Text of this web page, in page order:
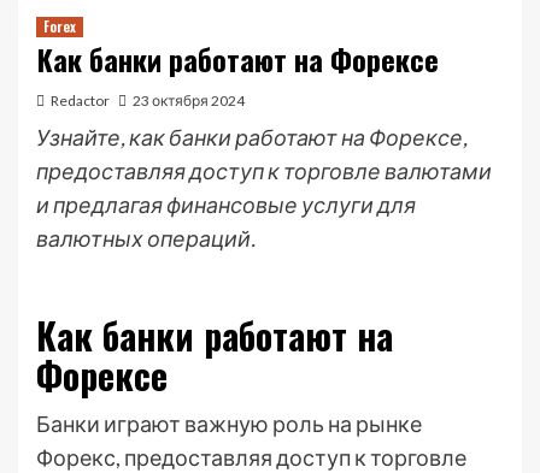
Forex
Как банки работают на Форексе
Redactor 23 октября 2024
Узнайте, как банки работают на Форексе,
предоставляя доступ к торговле валютами
и предлагая финансовые услуги для
валютных операций.
Как банки работают на
Форексе
Банки играют важную роль на рынке
Форекс, предоставляя доступ к торговле